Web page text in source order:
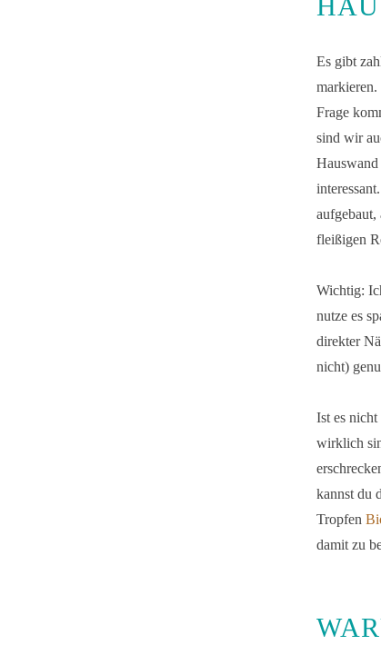
Es gibt
Frage
sind wir
Hauswand
fleißigen
Wichtig:
nutze es
direkter
nicht)
Ist es
wirklich
kannst du
Tropfen
damit zu